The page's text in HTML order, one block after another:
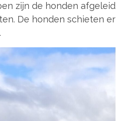
zijn de honden afgeleid
De honden schieten er